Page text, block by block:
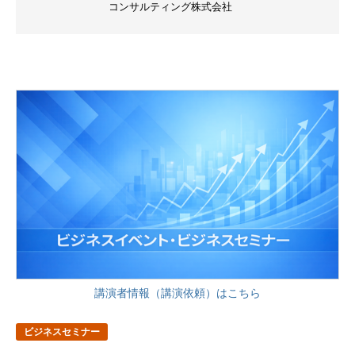
コンサルティング株式会社
講演者情報（講演依頼）はこちら
ビジネスセミナー